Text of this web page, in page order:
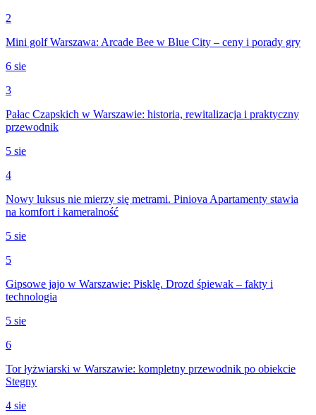
2
Mini golf Warszawa: Arcade Bee w Blue City – ceny i porady gry
6 sie
3
Pałac Czapskich w Warszawie: historia, rewitalizacja i praktyczny
przewodnik
5 sie
4
Nowy luksus nie mierzy się metrami. Piniova Apartamenty stawia
na komfort i kameralność
5 sie
5
Gipsowe jajo w Warszawie: Pisklę. Drozd śpiewak – fakty i
technologia
5 sie
6
Tor łyżwiarski w Warszawie: kompletny przewodnik po obiekcie
Stegny
4 sie